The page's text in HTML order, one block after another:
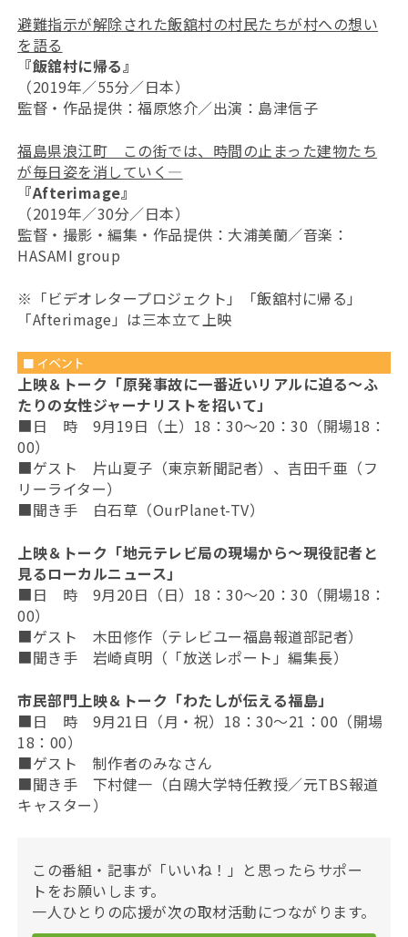
避難指示が解除された飯舘村の村民たちが村への想い
を語る
『飯舘村に帰る』
（2019年／55分／日本）
監督・作品提供：福原悠介／出演：島津信子
福島県浪江町 この街では、時間の止まった建物たち
が毎日姿を消していく―
『Afterimage』
（2019年／30分／日本）
監督・撮影・編集・作品提供：大浦美蘭／音楽：
HASAMI group
※「ビデオレタープロジェクト」「飯舘村に帰る」
「Afterimage」は三本立て上映
上映＆トーク「原発事故に一番近いリアルに迫る～ふ
たりの女性ジャーナリストを招いて」
■日 時 9月19日（土）18：30～20：30（開場18：
00）
■ゲスト 片山夏子（東京新聞記者）、吉田千亜（フ
リーライター）
■聞き手 白石草（OurPlanet-TV）
上映＆トーク「地元テレビ局の現場から～現役記者と
見るローカルニュース」
■日 時 9月20日（日）18：30～20：30（開場18：
00）
■ゲスト 木田修作（テレビユー福島報道部記者）
■聞き手 岩崎貞明（「放送レポート」編集長）
市民部門上映＆トーク「わたしが伝える福島」
■日 時 9月21日（月・祝）18：30～21：00（開場
18：00）
■ゲスト 制作者のみなさん
■聞き手 下村健一（白鴎大学特任教授／元TBS報道
キャスター）
この番組・記事が「いいね！」と思ったらサポー
トをお願いします。
一人ひとりの応援が次の取材活動につながります。